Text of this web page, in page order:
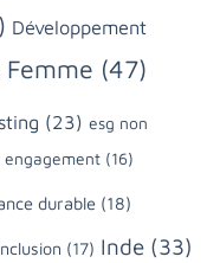
Développement
(47)
(23) esg non
engagement (16)
durable (18)
(17) Inde (33)